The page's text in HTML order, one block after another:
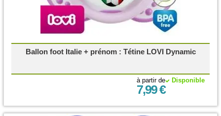
Ballon foot Italie + prénom : Tétine LOVI Dynamic
Disponible
à partir de
7,99 €